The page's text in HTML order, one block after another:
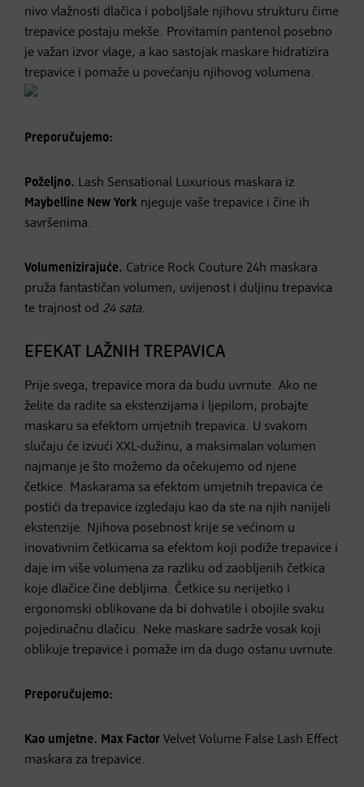
nivo vlažnosti dlačica i poboljšale njihovu strukturu čime
trepavice postaju mekše. Provitamin pantenol posebno
je važan izvor vlage, a kao sastojak maskare hidratizira
trepavice i pomaže u povećanju njihovog volumena.
Preporučujemo:
Poželjno. Lash Sensational Luxurious maskara iz
Maybelline New York njeguje vaše trepavice i čine ih
savršenima.
Volumenizirajuće. Catrice Rock Couture 24h maskara
pruža fantastičan volumen, uvijenost i duljinu trepavica
te trajnost od 24 sata.
EFEKAT LAŽNIH TREPAVICA
Prije svega, trepavice mora da budu uvrnute. Ako ne
želite da radite sa ekstenzijama i ljepilom, probajte
maskaru sa efektom umjetnih trepavica. U svakom
slučaju će izvući XXL-dužinu, a maksimalan volumen
najmanje je što možemo da očekujemo od njene
četkice. Maskarama sa efektom umjetnih trepavica će
postići da trepavice izgledaju kao da ste na njih nanijeli
ekstenzije. Njihova posebnost krije se većinom u
inovativnim četkicama sa efektom koji podiže trepavice i
daje im više volumena za razliku od zaobljenih četkica
koje dlačice čine debljima. Četkice su nerijetko i
ergonomski oblikovane da bi dohvatile i obojile svaku
pojedinačnu dlačicu. Neke maskare sadrže vosak koji
oblikuje trepavice i pomaže im da dugo ostanu uvrnute.
Preporučujemo:
Kao umjetne. Max Factor Velvet Volume False Lash Effect
maskara za trepavice.